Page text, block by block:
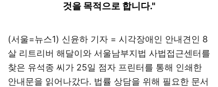
것을 목적으로 합니다."
(서울=뉴스1) 신윤하 기자 = 시각장애인 안내견인 8
살 리트리버 해달이와 서울남부지법 사법접근센터를
찾은 유석종 씨가 25일 점자 프린터를 통해 인쇄한
안내문을 읽어나갔다. 법률 상담을 위해 필요한 문서